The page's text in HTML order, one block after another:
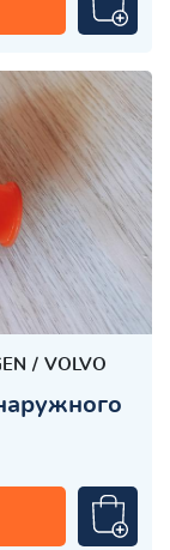
VOLVO